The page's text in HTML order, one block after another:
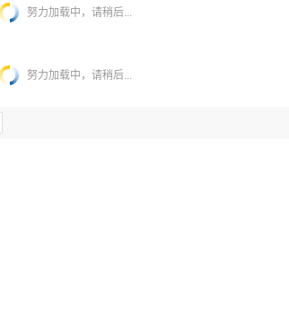
努力加载中，请稍后...
努力加载中，请稍后...